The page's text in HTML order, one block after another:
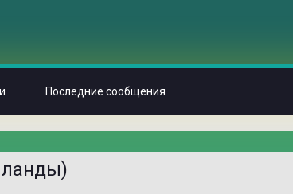
Последние сообщения